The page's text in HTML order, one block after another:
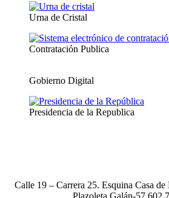
Urna de Cristal
Contratación Publica
Gobierno Digital
Presidencia de la Republica
Calle 19 – Carrera 25. Esquina Casa
Plazoleta Galán-57 602